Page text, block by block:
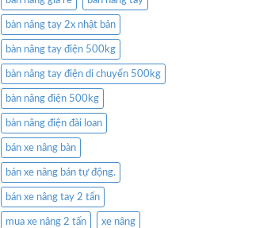
bàn nâng tay 2x nhật bản
bàn nâng tay điện 500kg
bàn nâng tay điện di chuyển 500kg
bàn nâng điện 500kg
bàn nâng điện đài loan
bán xe nâng bàn
bán xe nâng bán tự động.
bán xe nâng tay 2 tấn
mua xe nâng 2 tấn xe nâng